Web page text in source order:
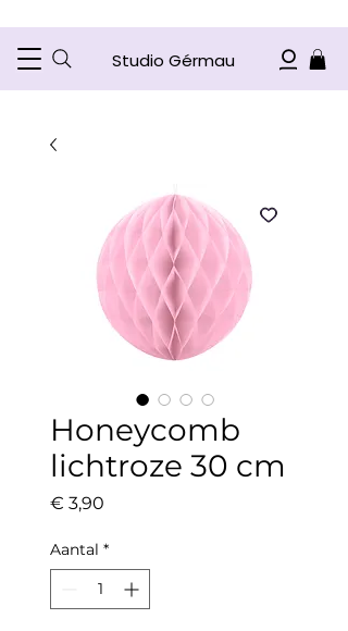
Studio Gérmau
Honeycomb
lichtroze 30 cm
€ 3,90
Aantal *